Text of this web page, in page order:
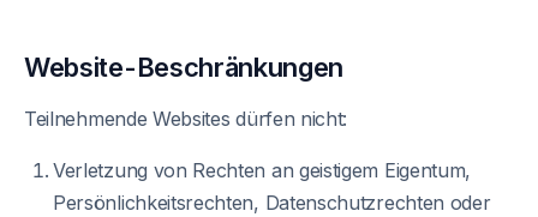
Website-Beschränkungen
Teilnehmende Websites dürfen nicht:
Verletzung von Rechten an geistigem Eigentum,
Persönlichkeitsrechten, Datenschutzrechten oder